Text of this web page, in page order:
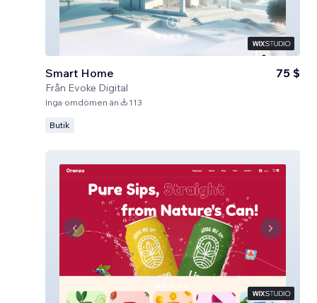
Smart Home
Från Evoke Digital
75 $
Inga omdömen än 113
Butik